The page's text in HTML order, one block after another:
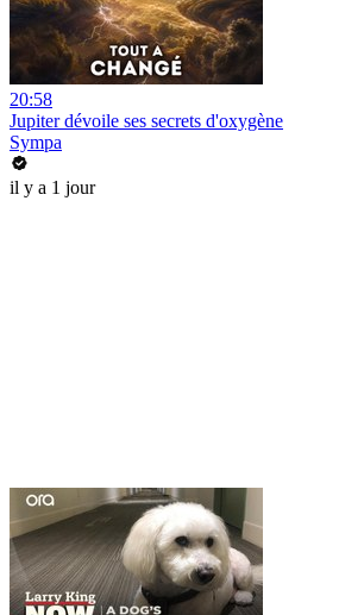
20:58
Jupiter dévoile ses secrets d'oxygène
Sympa
il y a 1 jour